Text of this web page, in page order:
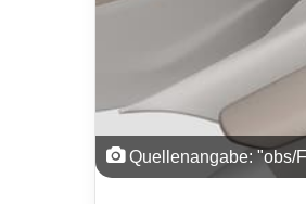
Quellenangabe: "obs/